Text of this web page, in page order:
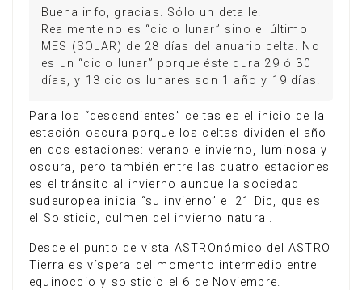
Buena info, gracias. Sólo un detalle.
Realmente no es “ciclo lunar” sino el último
MES (SOLAR) de 28 días del anuario celta. No
es un “ciclo lunar” porque éste dura 29 ó 30
días, y 13 ciclos lunares son 1 año y 19 días.
Para los “descendientes” celtas es el inicio de la
estación oscura porque los celtas dividen el año
en dos estaciones: verano e invierno, luminosa y
oscura, pero también entre las cuatro estaciones
es el tránsito al invierno aunque la sociedad
sudeuropea inicia “su invierno” el 21 Dic, que es
el Solsticio, culmen del invierno natural.
Desde el punto de vista ASTROnómico del ASTRO
Tierra es víspera del momento intermedio entre
equinoccio y solsticio el 6 de Noviembre.